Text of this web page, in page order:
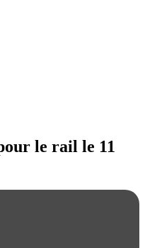
le rail le 11